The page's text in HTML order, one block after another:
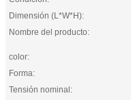
Dimensión (L*W*H):
Nombre del producto:
color:
Forma:
Tensión nominal: